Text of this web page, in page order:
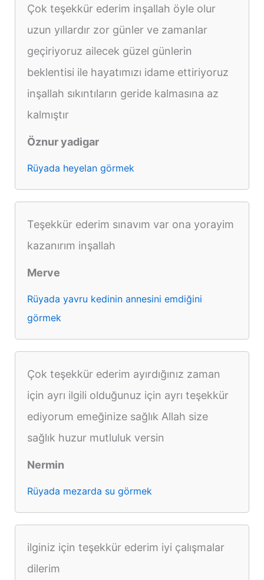
Çok teşekkür ederim inşallah öyle olur
uzun yıllardır zor günler ve zamanlar
geçiriyoruz ailecek güzel günlerin
beklentisi ile hayatımızı idame ettiriyoruz
inşallah sıkıntıların geride kalmasına az
kalmıştır
Öznur yadigar
Rüyada heyelan görmek
Teşekkür ederim sınavım var ona yorayim
kazanırım inşallah
Merve
Rüyada yavru kedinin annesini emdiğini
görmek
Çok teşekkür ederim ayırdığınız zaman
için ayrı ilgili olduğunuz için ayrı teşekkür
ediyorum emeğinize sağlık Allah size
sağlık huzur mutluluk versin
Nermin
Rüyada mezarda su görmek
ilginiz için teşekkür ederim iyi çalışmalar
dilerim